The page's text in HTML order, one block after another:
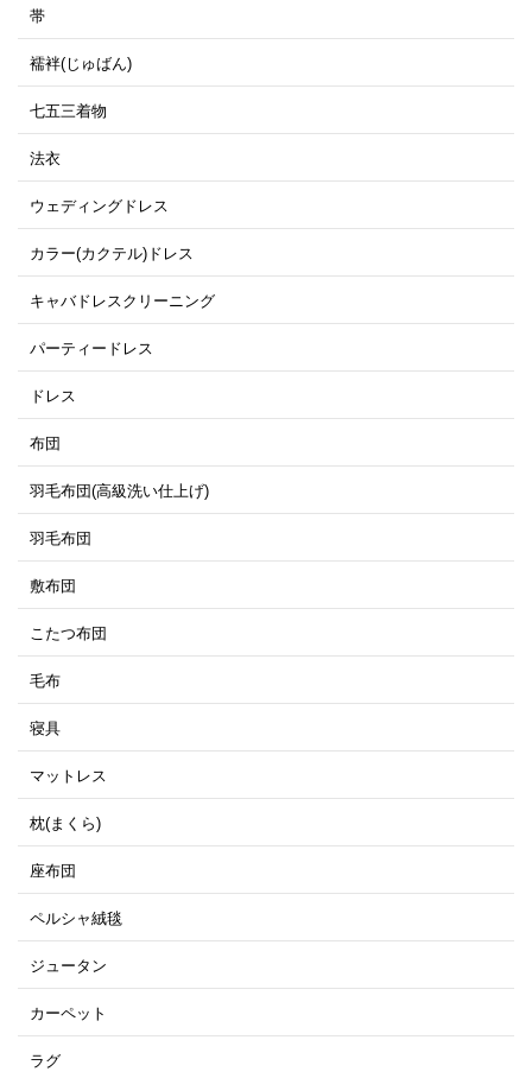
帯
襦袢(じゅばん)
七五三着物
法衣
ウェディングドレス
カラー(カクテル)ドレス
キャバドレスクリーニング
パーティードレス
ドレス
布団
羽毛布団(高級洗い仕上げ)
羽毛布団
敷布団
こたつ布団
毛布
寝具
マットレス
枕(まくら)
座布団
ペルシャ絨毯
ジュータン
カーペット
ラグ